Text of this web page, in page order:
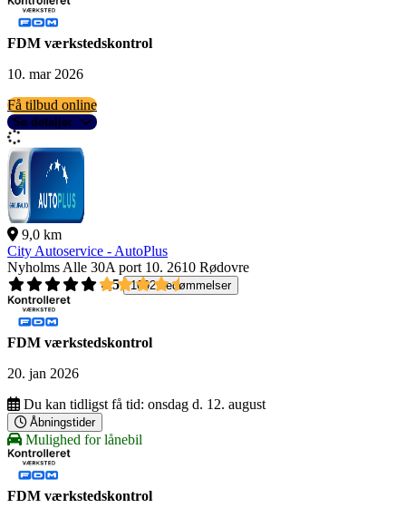
FDM værkstedskontrol
10. mar 2026
Få tilbud online
Se detaljer
9,0 km
City Autoservice - AutoPlus
Nyholms Alle 30A port 10. 2610 Rødovre
4,5
1092 bedømmelser
FDM værkstedskontrol
20. jan 2026
Du kan tidligst få tid: onsdag d. 12. august
Åbningstider
Mulighed for lånebil
FDM værkstedskontrol